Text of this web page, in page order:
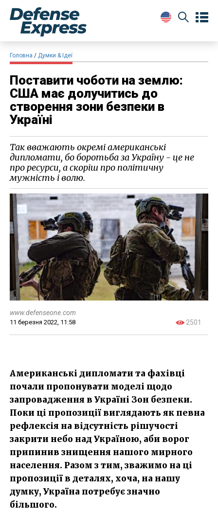
Головна Думки & Ідеї
Поставити чоботи на землю:
США має долучитись до
створення зони безпеки в
Україні
Так вважають окремі американські
дипломати, бо боротьба за Україну - це не
про ресурси, а скоріш про політичну
мужність і волю.​
www.defenseone.com
11 березня 2022, 11:58 2501
Американські дипломати та фахівці
почали пропонувати моделі щодо
запровадження в Україні Зон безпеки.
Поки ці пропозиції виглядають як певна
рефлексія на відсутність рішучості
закрити небо над Україною, аби ворог
припинив знищення нашого мирного
населення. Разом з тим, зважимо на ці
пропозиції в деталях, хоча, на нашу
думку, Україна потребує значно
більшого.